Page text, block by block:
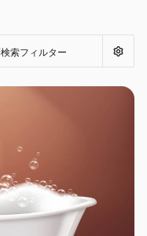
検索フィルター